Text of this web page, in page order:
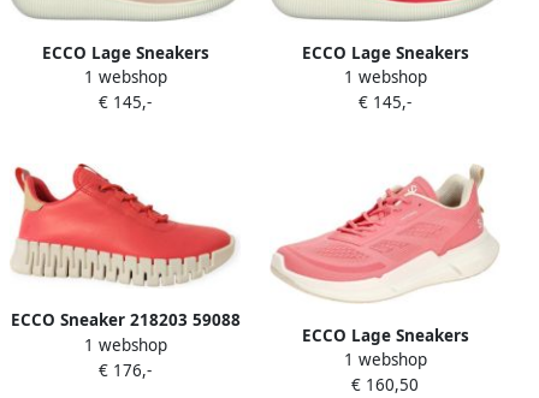
ECCO Lage Sneakers
Sneaker Soft Zero Leder
1 webshop
€ 145,-
ECCO Lage Sneakers
Sneaker Soft Zero Leder
1 webshop
€ 145,-
ECCO Sneaker 218203 59088
Gruuv W Teaberry Powder
Roze
1 webshop
€ 176,-
ECCO Lage Sneakers
Sneaker Biom 2.2 Low
1 webshop
€ 160,50